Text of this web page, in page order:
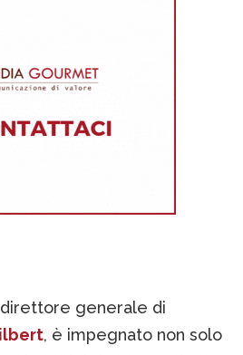
generale di
, è impegnato non solo